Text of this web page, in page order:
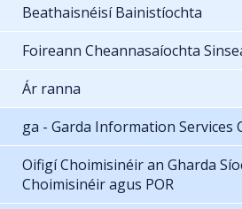
Beathaisnéisí Bainistíochta
Foireann Cheannasaíochta
Ár ranna
ga - Garda Information Services
Oifigí Choimisinéir an Gharda
Choimisinéir agus POR